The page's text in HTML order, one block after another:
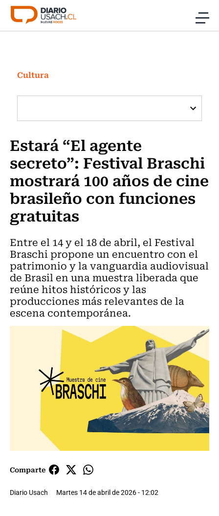
Click acá para ir directamente al contenido
Investigación
Cultura
Programas Radio y TV Usach
Cultura
Estará “El agente
secreto”: Festival Braschi
mostrará 100 años de cine
brasileño con funciones
gratuitas
Entre el 14 y el 18 de abril, el Festival
Braschi propone un encuentro con el
patrimonio y la vanguardia audiovisual
de Brasil en una muestra liberada que
reúne hitos históricos y las
producciones más relevantes de la
escena contemporánea.
Comparte
Diario Usach Martes 14 de abril de 2026 - 12:02